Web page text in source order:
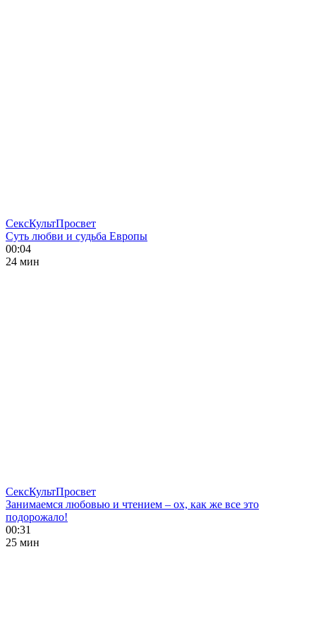
СексКультПросвет
Суть любви и судьба Европы
00:04
24 мин
СексКультПросвет
Занимаемся любовью и чтением – ох, как же все это
подорожало!
00:31
25 мин